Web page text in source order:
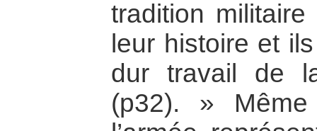
tradition
leur histoire et
dur travail de
(p32). »